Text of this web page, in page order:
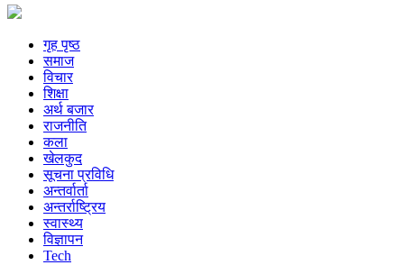
गृह पृष्ठ
समाज
विचार
शिक्षा
अर्थ बजार
राजनीति
कला
खेलकुद
सूचना प्रविधि
अन्तर्वार्ता
अन्तर्राष्ट्रिय
स्वास्थ्य
विज्ञापन
Tech